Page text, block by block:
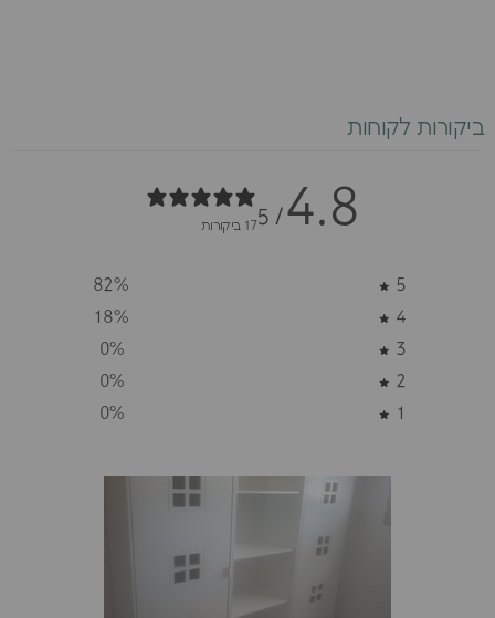
ביקורות לקוחות
4.8
/ 5 17 ביקורות
5
82%
4
18%
3
0%
2
0%
1
0%